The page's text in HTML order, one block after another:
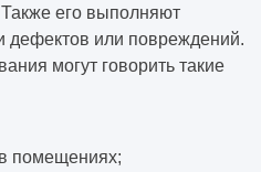
его выполняют
дефектов или повреждений.
могут говорить такие
помещениях;